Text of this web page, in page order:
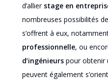
d’allier stage en
nombreuses possibilités de
s’offrent à eux,
professionnelle, ou
d’ingénieurs pour obtenir
peuvent également